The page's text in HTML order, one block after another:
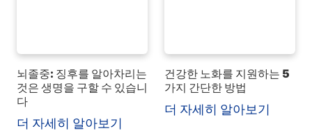
뇌졸중: 징후를 알아차리는
것은 생명을 구할 수 있습니
다
더 자세히 알아보기
건강한 노화를 지원하는 5
가지 간단한 방법
더 자세히 알아보기